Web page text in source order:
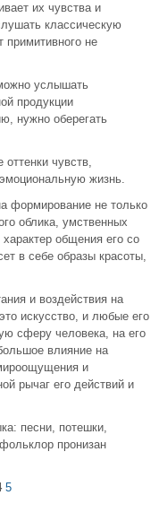
их чувства и
классическую
примитивного не
услышать
продукции
нужно оберегать
чувств,
жизнь.
формирование не только
облика, умственных
общения его со
в себе образы красоты,
и воздействия на
искусство, и любые его
сферу человека, на его
влияние на
и
рычаг его действий и
песни, потешки,
пронизан
5